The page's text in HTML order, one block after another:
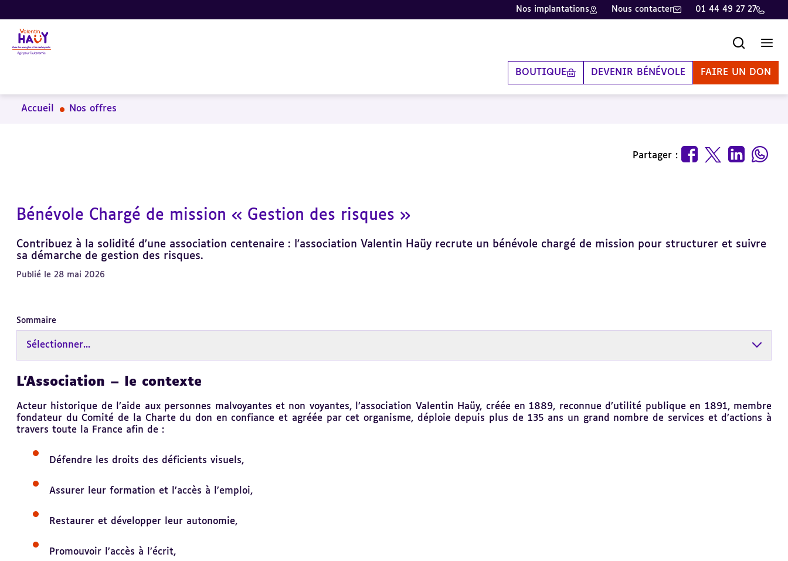
Aller
au
contenu
principal
Aller
au
pied
de
Aller
à
la
recherche
Nos implantations Nous contacter 01 44 49 27 27
BOUTIQUE DEVENIR BÉNÉVOLE FAIRE UN DON
Accueil Nos offres
Partager :
Bénévole Chargé de mission « Gestion des risques »
Contribuez à la solidité d'une association centenaire : l'association Valentin Haüy recrute un bénévole chargé de mission pour structurer et suivre
sa démarche de gestion des risques.
Publié le 28 mai 2026
Sommaire
Sélectionner...
L’Association – le contexte
Acteur historique de l’aide aux personnes malvoyantes et non voyantes, l’association Valentin Haüy, créée en 1889, reconnue d’utilité publique en 1891, membre
fondateur du Comité de la Charte du don en confiance et agréée par cet organisme, déploie depuis plus de 135 ans un grand nombre de services et d’actions à
travers toute la France afin de :
Défendre les droits des déficients visuels,
Assurer leur formation et l’accès à l’emploi,
Restaurer et développer leur autonomie,
Promouvoir l’accès à l’écrit,
Revenir
sommaire